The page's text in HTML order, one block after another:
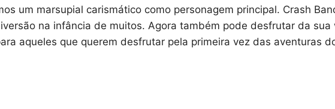
um marsupial carismático como personagem principal. Crash
na infância de muitos. Agora também pode desfrutar da
aqueles que querem desfrutar pela primeira vez das aventuras